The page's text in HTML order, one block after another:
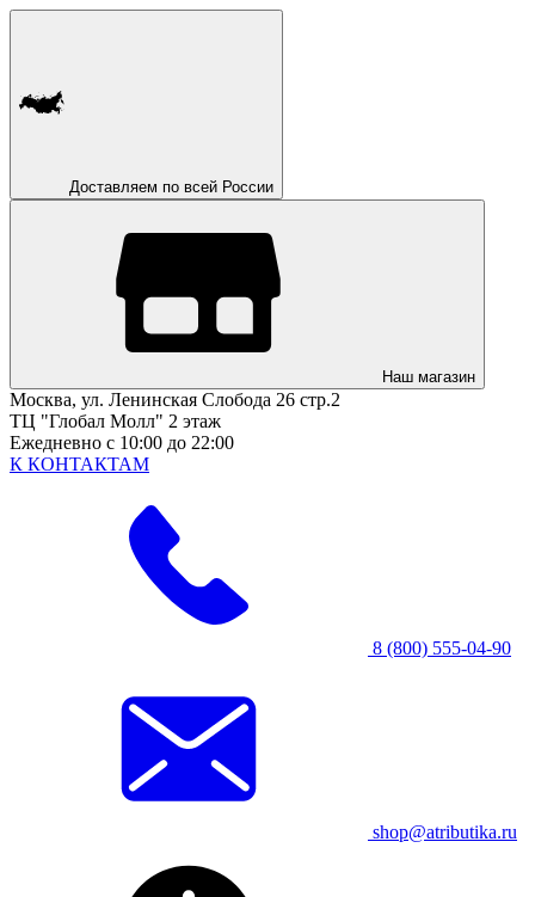
Доставляем по всей России
Наш магазин
Москва, ул. Ленинская Слобода 26 стр.2
ТЦ "Глобал Молл" 2 этаж
Ежедневно с 10:00 до 22:00
К КОНТАКТАМ
8 (800) 555-04-90
shop@atributika.ru